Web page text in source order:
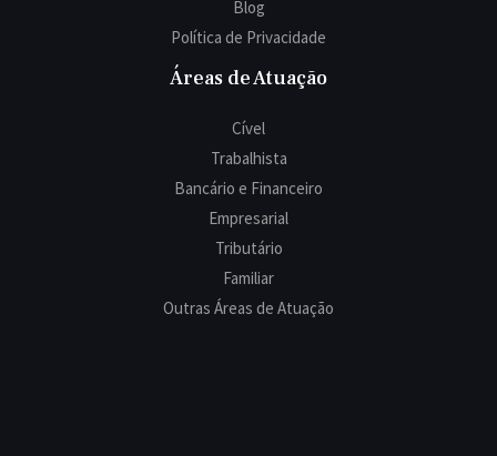
Blog
Política de Privacidade
Áreas de Atuação
Cível
Trabalhista
Bancário e Financeiro
Empresarial
Tributário
Familiar
Outras Áreas de Atuação